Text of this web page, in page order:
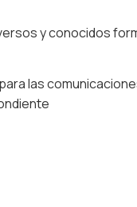
y conocidos
las